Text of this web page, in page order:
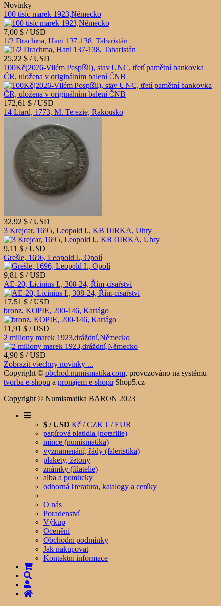
Novinky
100 tisíc marek 1923,Německo
7,00 $ / USD
1/2 Drachma, Hani 137-138, Tabaristán
25,22 $ / USD
100Kč(2026-Vilém Pospíšil), stav UNC, třetí pamětní bankovka
ČR, uložena v originálním balení ČNB
172,61 $ / USD
14 Liard, 1773, M. Terezie, Rakousko
32,92 $ / USD
3 Krejcar, 1695, Leopold I., KB DIRKA, Uhry
9,11 $ / USD
Grešle, 1696, Leopold I., Opolí
9,81 $ / USD
AE-20, Licinius I., 308-24, Řím-císařství
17,51 $ / USD
bronz, KOPIE, 200-146, Kartágo
11,91 $ / USD
2 miliony marek 1923,dráždní,Německo
4,90 $ / USD
Zobrazit všechny novinky ...
Copyright © obchod.numismatika.com, provozováno na systému
tvorba e-shopu a pronájem e-shopu Shop5.cz
Copyright © Numismatika BARON 2023
$ / USD Kč / CZK € / EUR
papírová platidla (notafilie)
mince (numismatika)
vyznamenání, řády (faleristika)
plakety, žetony
známky (filatelie)
alba a pomůcky
odborná literatura, katalogy a ceníky
O nás
Poradenství
Výkup
Ocenění
Obchodní podmínky
Jak nakupovat
Kontaktní informace